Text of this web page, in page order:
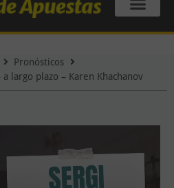
Pronósticos
largo plazo – Karen Khachanov